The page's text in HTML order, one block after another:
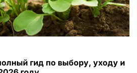
гид по выбору, уходу и